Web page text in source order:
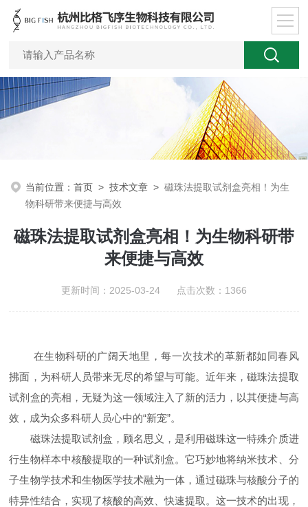
当前位置：首页 >技术文章 >磁珠法提取试剂盒亮相！为生
物科研带来便捷与高效
磁珠法提取试剂盒亮相！为生物科研带
来便捷与高效
更新时间：2025-03-24 点击次数：1366
在生物科研的广阔天地里，每一次技术的革新都如同春风
拂面，为科研人员带来无尽的希望与可能。近年来，磁珠法提取
试剂盒的亮相，无疑为这一领域注入了新的活力，以其便捷与高
效，成为众多科研人员心中的“新宠”。
磁珠法提取试剂盒，顾名思义，是利用磁珠这一特殊介质进
行生物样本中核酸提取的一种试剂盒。它巧妙地将纳米技术、分
子生物学技术和生物医学技术融为一体，通过磁珠与核酸分子的
特异性结合，实现了核酸的高效、快速提取。这一技术的出现，